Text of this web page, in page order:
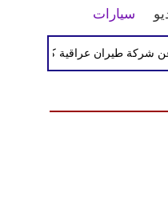
سيارات
عراقية كانت مدرجة بسبب